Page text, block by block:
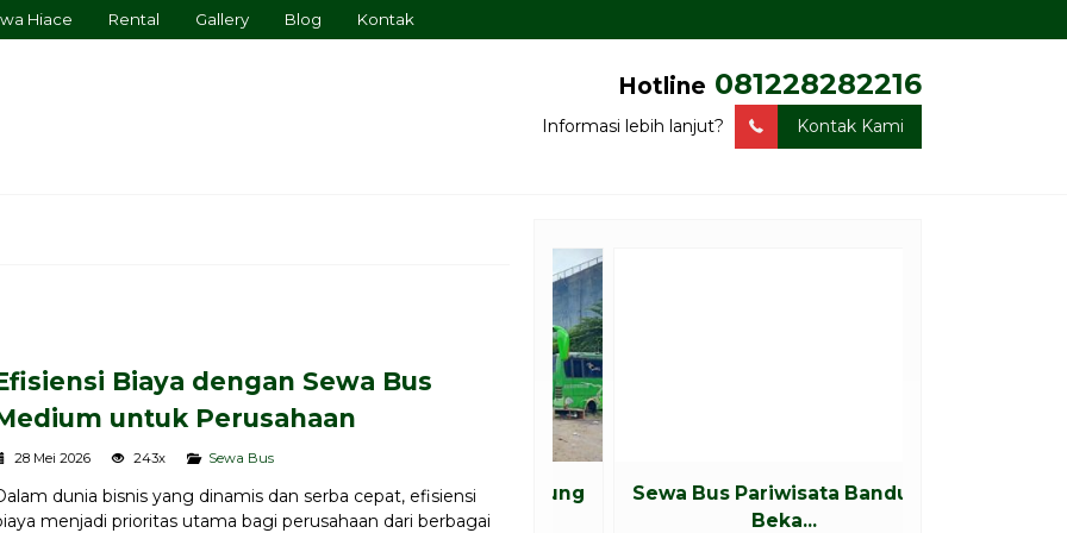
Hiace Rental Gallery Blog Kontak
Hotline 081228282216
Informasi lebih lanjut? Kontak Kami
Biaya dengan Sewa Bus
untuk Perusahaan
28 Mei 2026 243x Sewa Bus
dunia bisnis yang dinamis dan serba cepat, efisiensi
menjadi prioritas utama bagi perusahaan dari berbagai
Sewa Bus Pariwisata Bandung
Punc...
Sewa Bus Pariwisata Bandung
Beka...